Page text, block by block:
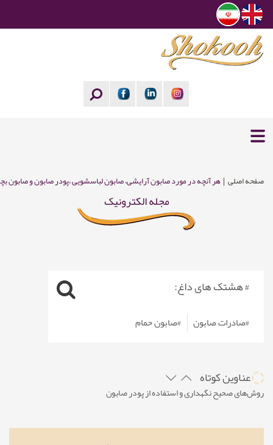
صفحه اصلی هر آنچه در مورد صابون آرایشی، صابون لباسشویی ،پودر صابون و صابون
مجله الکترونیک
# هشتک های داغ:
#صادرات صابون #صابون حمام
عناوین کوتاه
روش‌های صحیح نگهداری و استفاده از پودر صابون
پوستی براق و تمیز با چیپس صابون